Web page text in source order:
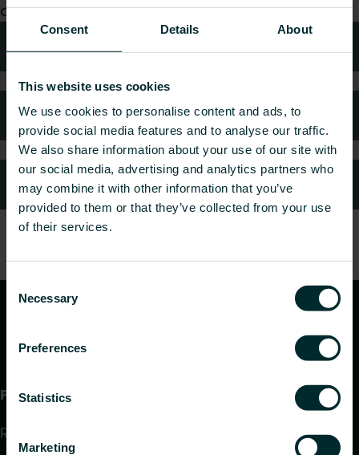
Consent Details About
This website uses cookies
We use cookies to personalise content and ads, to
provide social media features and to analyse our traffic.
We also share information about your use of our site with
our social media, advertising and analytics partners who
may combine it with other information that you’ve
provided to them or that they’ve collected from your use
of their services.
Consent
Selection
Necessary
Preferences
Statistics
Marketing
din förfrågan.
Teknisk rådgivning
Kundtjänst
Vanliga frågor
Produkter
Radiatorer